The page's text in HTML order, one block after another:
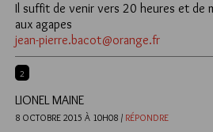
Il suffit de venir vers 20 heures et de
aux agapes
jean-pierre.bacot@orange.fr
2
LIONEL MAINE
8 OCTOBRE 2015 À 10H08 / RÉPONDRE